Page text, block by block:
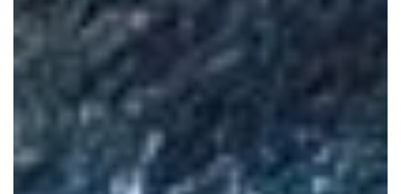
VERMIETUNG
GESCHICHTE